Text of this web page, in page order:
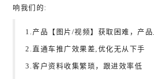
响我们的:
1.产品【图片/视频】获取困难，产品
2.直通车推广效果差,优化无从下手
3.客户资料收集繁琐，跟进效率低